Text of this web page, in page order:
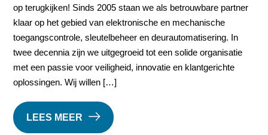
op terugkijken! Sinds 2005 staan we als betrouwbare partner
klaar op het gebied van elektronische en mechanische
toegangscontrole, sleutelbeheer en deurautomatisering. In
twee decennia zijn we uitgegroeid tot een solide organisatie
met een passie voor veiligheid, innovatie en klantgerichte
oplossingen. Wij willen […]
LEES MEER